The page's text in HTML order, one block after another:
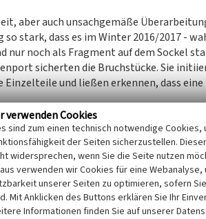
aber auch unsachgemäße
stark, dass es im Winter 2016/2017 -
nur noch als Fragment auf dem Sockel
sicherten die Bruchstücke. Sie
und ließen erkennen, dass
1700 zu geben, wurde die Idee
werden sollte. Dank der Privatinitiative
Geburtstagsfeier mit Geldspenden
Hatzenport und dem Heimat-
verwenden Cookies
sind zum einen technisch notwendige Cookies,
der Seiten sicherzustellen.
widersprechen, wenn Sie die Seite nutzen
verwenden wir Cookies für eine Webanalyse,
unserer Seiten zu optimieren, sofern
Mit Anklicken des Buttons erklären Sie Ihr
Informationen finden Sie auf unserer